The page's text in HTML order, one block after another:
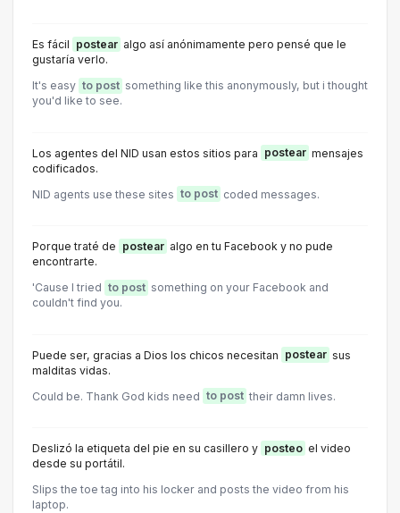
Es fácil postear algo así anónimamente pero pensé que le
gustaría verlo.
It's easy to post something like this anonymously, but i thought
you'd like to see.
Los agentes del NID usan estos sitios para postear mensajes
codificados.
NID agents use these sites to post coded messages.
Porque traté de postear algo en tu Facebook y no pude
encontrarte.
'Cause I tried to post something on your Facebook and
couldn't find you.
Puede ser, gracias a Dios los chicos necesitan postear sus
malditas vidas.
Could be. Thank God kids need to post their damn lives.
Deslizó la etiqueta del pie en su casillero y posteo el video
desde su portátil.
Slips the toe tag into his locker and posts the video from his
laptop.